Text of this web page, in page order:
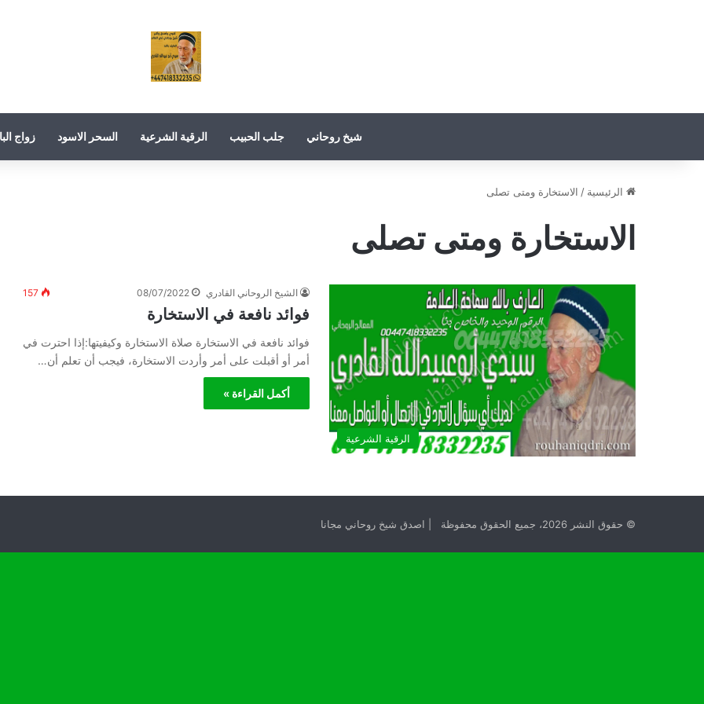
شيخ روحاني جلب الحبيب الرقية الشرعية السحر الاسود زواج
الرئيسية / الاستخارة ومتى تصلى
الاستخارة ومتى تصلى
الرقية الشرعية
الشيخ الروحاني القادري 08/07/2022
157
فوائد نافعة في الاستخارة
فوائد نافعة في الاستخارة صلاة الاستخارة وكيفيتها:إذا احترت في
أمر أو أقبلت على أمر وأردت الاستخارة، فيجب أن تعلم أن…
أكمل القراءة »
© حقوق النشر 2026، جميع الحقوق محفوظة | اصدق شيخ روحاني مجانا